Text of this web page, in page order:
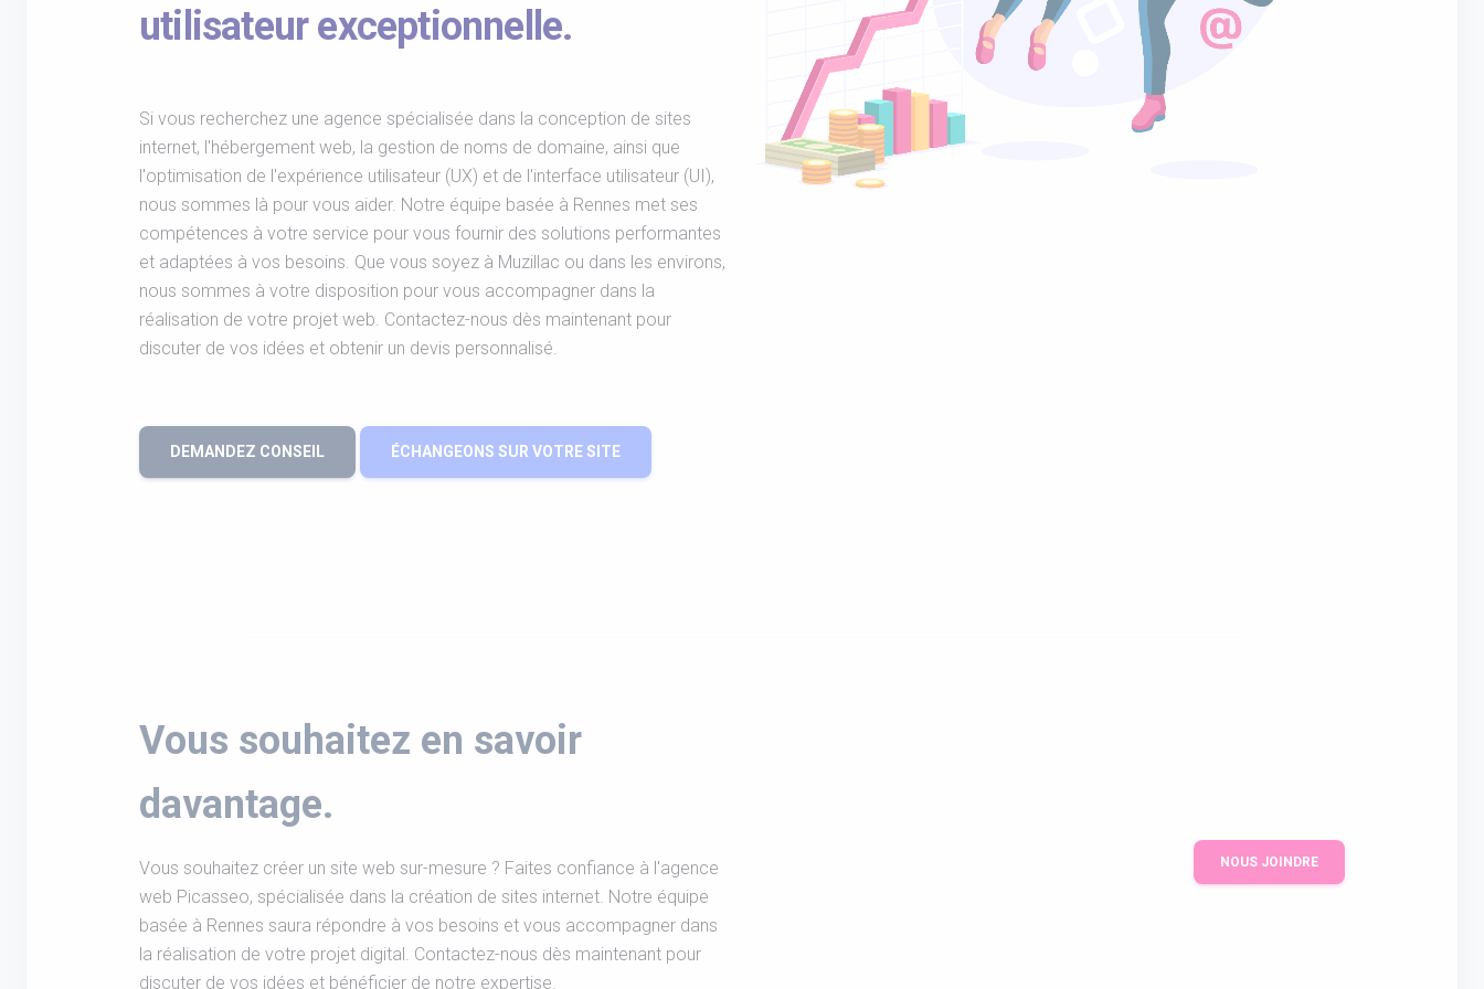
utilisateur exceptionnelle.
Si vous recherchez une agence spécialisée dans la conception de sites
internet, l'hébergement web, la gestion de noms de domaine, ainsi que
l'optimisation de l'expérience utilisateur (UX) et de l'interface utilisateur (UI),
nous sommes là pour vous aider. Notre équipe basée à Rennes met ses
compétences à votre service pour vous fournir des solutions performantes
et adaptées à vos besoins. Que vous soyez à Muzillac ou dans les environs,
nous sommes à votre disposition pour vous accompagner dans la
réalisation de votre projet web. Contactez-nous dès maintenant pour
discuter de vos idées et obtenir un devis personnalisé.
DEMANDEZ CONSEIL ÉCHANGEONS SUR VOTRE SITE
Vous souhaitez en savoir
davantage.
Vous souhaitez créer un site web sur-mesure ? Faites confiance à l'agence
web Picasseo, spécialisée dans la création de sites internet. Notre équipe
basée à Rennes saura répondre à vos besoins et vous accompagner dans
la réalisation de votre projet digital. Contactez-nous dès maintenant pour
discuter de vos idées et bénéficier de notre expertise.
NOUS JOINDRE